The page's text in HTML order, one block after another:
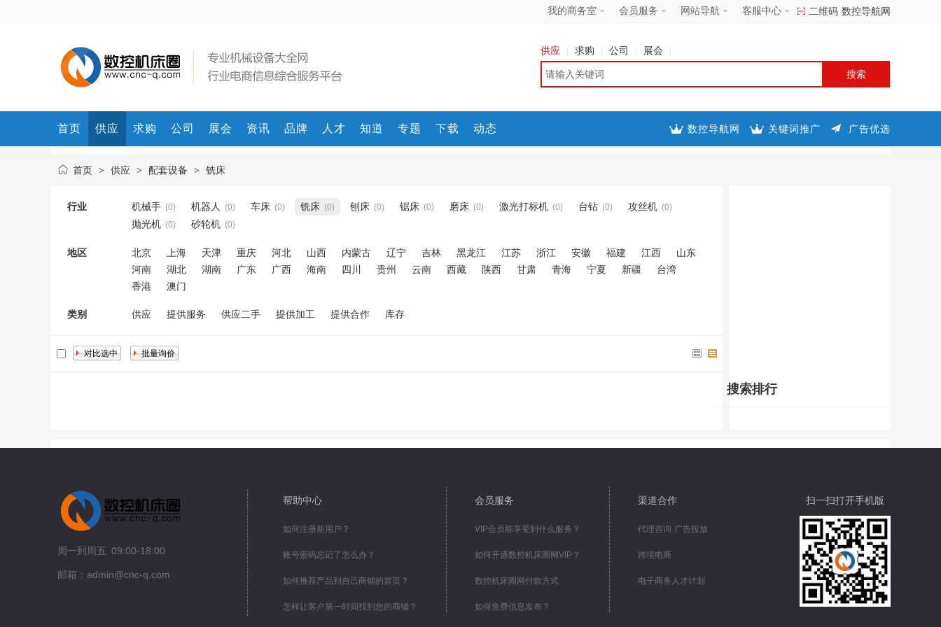
数控导航网
二维码
客服中心
网站导航
会员服务
我的商务室
供应 求购 公司 展会
首页 供应 求购 公司 展会 资讯 品牌 人才 知道 专题 下载 动态 广告优选
关键词推广
数控导航网
首页 > 供应 > 配套设备 > 铣床
行业 机械手 (0) 机器人 (0) 车床 (0) 铣床 (0) 刨床 (0) 锯床 (0) 磨床 (0) 激光打标机 (0) 台钻 (0) 攻丝机 (0)
抛光机 (0) 砂轮机 (0)
地区 北京 上海 天津 重庆 河北 山西 内蒙古 辽宁 吉林 黑龙江 江苏 浙江 安徽 福建 江西
山东
河南
湖北 湖南 广东 广西 海南 四川 贵州 云南 西藏 陕西 甘肃 青海 宁夏 新疆
台湾
香港
澳门
类别 供应 提供服务 供应二手 提供加工 提供合作 库存
搜索排行
周一到周五 09:00-18:00
邮箱：admin@cnc-q.com
帮助中心
如何注册新用户？
账号密码忘记了怎么办？
如何推荐产品到自己商铺的首页？
怎样让客户第一时间找到您的商铺？
会员服务
VIP会员能享受到什么服务？
如何开通数控机床圈网VIP？
数控机床圈网付款方式
如何免费信息发布？
渠道合作
代理咨询 广告投放
跨境电商
电子商务人才计划
扫一扫打开手机版